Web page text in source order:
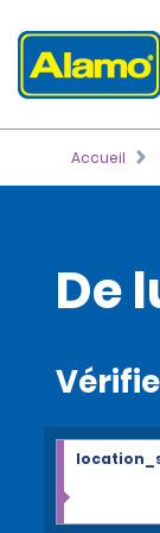
Accueil
De